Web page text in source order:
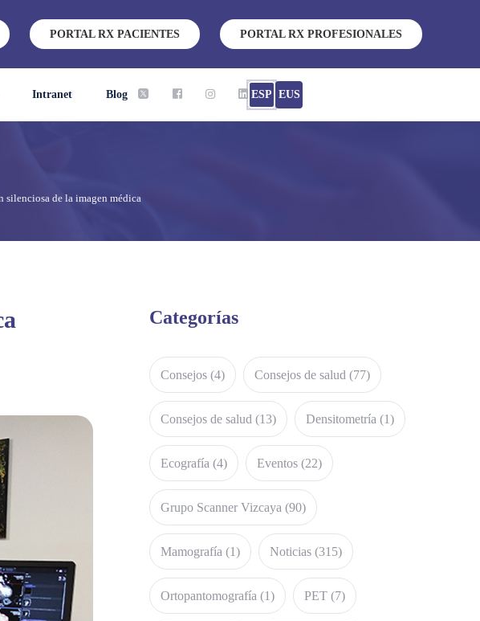
PORTAL RX PACIENTES PORTAL RX PROFESIONALES
Intranet Blog ESP EUS
silenciosa de la imagen médica
Categorías
Consejos (4) Consejos de salud (77)
Consejos de salud (13) Densitometría (1)
Ecografía (4) Eventos (22)
Grupo Scanner Vizcaya (90)
Mamografía (1) Noticias (315)
Ortopantomografía (1) PET (7)